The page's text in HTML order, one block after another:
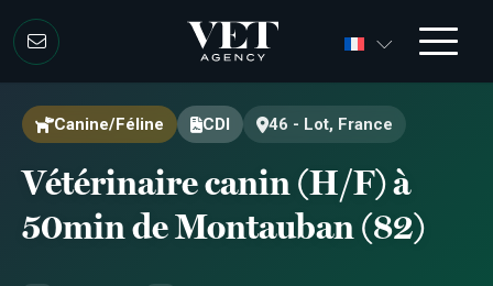
Canine/Féline CDI 46 - Lot, France
Vétérinaire canin (H/F) à
50min de Montauban (82)